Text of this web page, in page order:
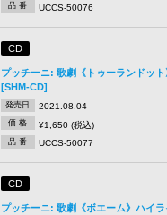
品 番 UCCS-50076
CD
プッチーニ: 歌劇《トゥーランドッ
[SHM-CD]
発売日 2021.08.04
価 格 ¥1,650 (税込)
品 番 UCCS-50077
CD
プッチーニ: 歌劇《ボエーム》ハイ